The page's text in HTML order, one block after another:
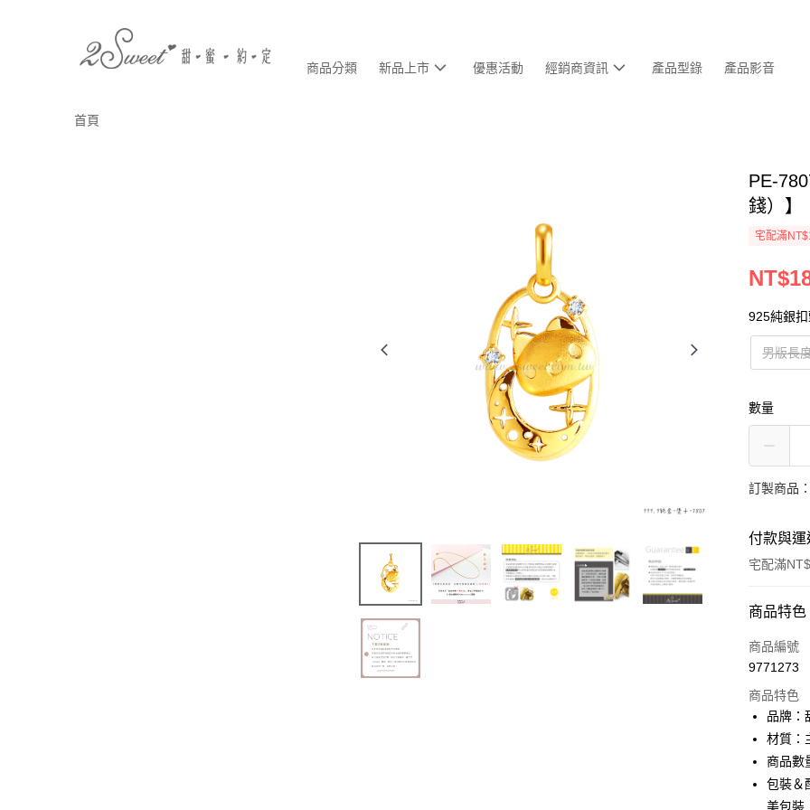
商品分類 新品上市 優惠活動 經銷商資訊 產品型錄 產品影音
首頁
PE-
錢）】
宅配滿
925純銀
男版長
數量
訂製商品
付款與
宅配滿
付款方式
信用卡一
3 期
合作金
華南商
國泰世
6 期 0
合作金
華南商
上海商
LINE Pay
Apple Pay
商品特色
商品編號
9771273
商品特色
品牌：
材質：
商品數
包裝＆
美包裝